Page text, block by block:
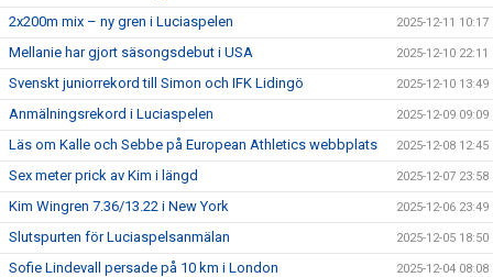
2x200m mix – ny gren i Luciaspelen 2025-12-11 10:17
Mellanie har gjort säsongsdebut i USA 2025-12-10 22:11
Svenskt juniorrekord till Simon och IFK Lidingö 2025-12-10 13:49
Anmälningsrekord i Luciaspelen 2025-12-09 09:09
Läs om Kalle och Sebbe på European Athletics webbplats 2025-12-08 12:45
Sex meter prick av Kim i längd 2025-12-07 23:58
Kim Wingren 7.36/13.22 i New York 2025-12-06 23:49
Slutspurten för Luciaspelsanmälan 2025-12-05 18:50
Sofie Lindevall persade på 10 km i London 2025-12-04 08:08